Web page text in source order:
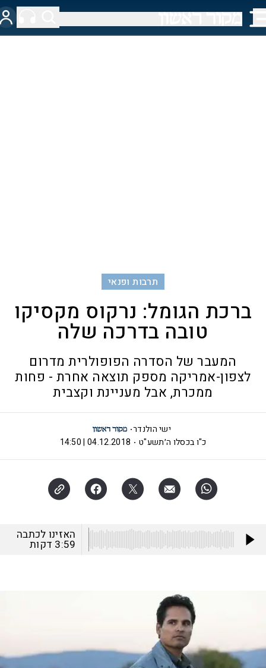
תרבות ופנאי
ברכת הגומל: נרקוס מקסיקו
טובה בדרכה שלה
המעבר של הסדרה הפופולרית מדרום
לצפון-אמריקה מספק תוצאה אחרת - פחות
ממכרת, אבל מעניינת וקצבית
ישי הולנדר
כ"ו בכסלו ה׳תשע"ט
04.12.2018 | 14:50
האזינו לכתבה
3:59 דקות